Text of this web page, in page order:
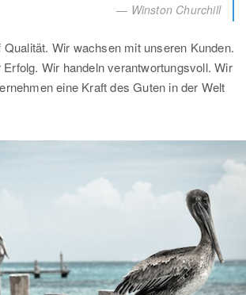
Winston Churchill
Qualität. Wir wachsen mit unseren Kunden.
Wir handeln verantwortungsvoll. Wir
eine Kraft des Guten in der Welt